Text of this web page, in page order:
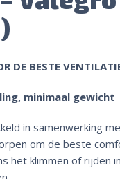
DE BESTE
minimaal gewicht
in samenwerking
om de beste
het klimmen of rijden